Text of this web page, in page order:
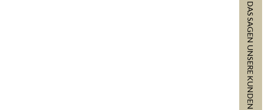
DAS SAGEN UNSERE KUNDEN